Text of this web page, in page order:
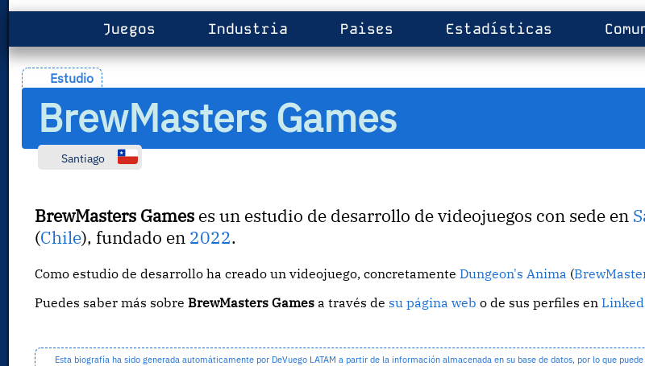
Juegos Industria Paises Estadísticas
Estudio
BrewMasters Games
Santiago
BrewMasters Games es un estudio de desarrollo de videojuegos con sede en
(Chile), fundado en 2022.
Como estudio de desarrollo ha creado un videojuego, concretamenteDungeon's Anima (
Puedes saber más sobreBrewMasters Games a través de su página web o de sus perfiles en
Esta biografía ha sido generada automáticamente por DeVuego LATAM a partir de la información almacenada en su base de datos, por lo que